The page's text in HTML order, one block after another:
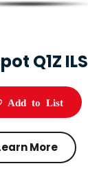
Q1Z ILS
Add to List
More